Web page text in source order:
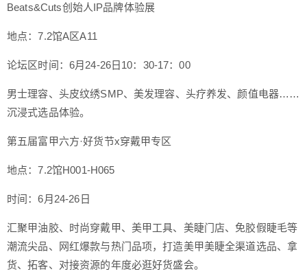
Beats&Cuts创始人IP品牌体验展
地点：7.2馆A区A11
论坛区时间：6月24-26日10：30-17：00
男士理容、头皮纹绣SMP、美发理容、头疗养发、颜值电器……
沉浸式选品体验。
第五届富甲六方·好货节x穿戴甲专区
地点：7.2馆H001-H065
时间：6月24-26日
汇聚甲油胶、时尚穿戴甲、美甲工具、美睫门店、免胶假睫毛等
潮流尖品、网红爆款与热门品项，打造美甲美睫全渠道选品、拿
货、拓客、对接资源的年度必逛好货盛会。